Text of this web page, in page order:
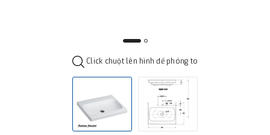
Click chuột lên hình để phóng to